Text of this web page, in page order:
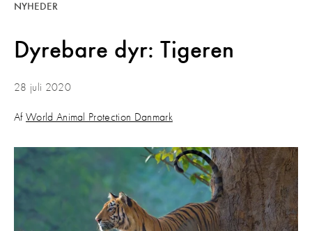
Dyrebare dyr: Tigeren
NYHEDER
28 juli 2020
Af World Animal Protection Danmark